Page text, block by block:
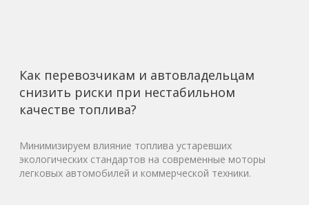
Как перевозчикам и автовладельцам
снизить риски при нестабильном
качестве топлива?
Минимизируем влияние топлива устаревших
экологических стандартов на современные моторы
легковых автомобилей и коммерческой техники.